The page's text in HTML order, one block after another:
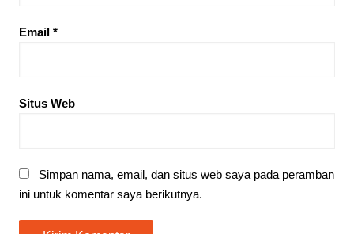
Email *
Situs Web
Simpan nama, email, dan situs web saya pada peramban
ini untuk komentar saya berikutnya.